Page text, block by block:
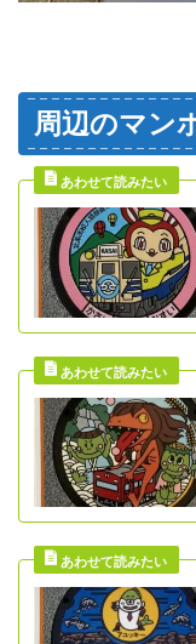
周辺のマン